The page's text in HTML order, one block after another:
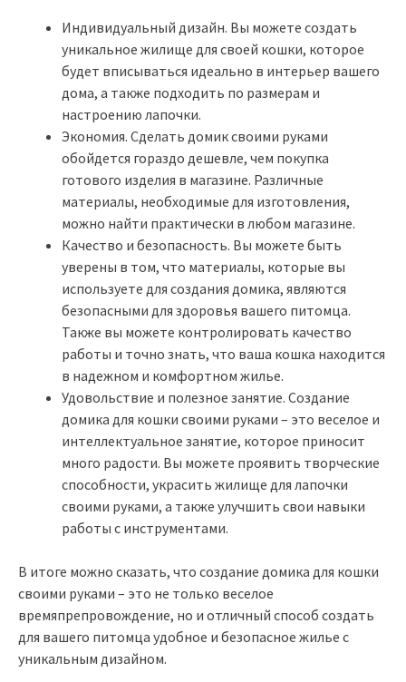
Индивидуальный дизайн. Вы можете создать
уникальное жилище для своей кошки, которое
будет вписываться идеально в интерьер вашего
дома, а также подходить по размерам и
настроению лапочки.
Экономия. Сделать домик своими руками
обойдется гораздо дешевле, чем покупка
готового изделия в магазине. Различные
материалы, необходимые для изготовления,
можно найти практически в любом магазине.
Качество и безопасность. Вы можете быть
уверены в том, что материалы, которые вы
используете для создания домика, являются
безопасными для здоровья вашего питомца.
Также вы можете контролировать качество
работы и точно знать, что ваша кошка находится
в надежном и комфортном жилье.
Удовольствие и полезное занятие. Создание
домика для кошки своими руками – это веселое и
интеллектуальное занятие, которое приносит
много радости. Вы можете проявить творческие
способности, украсить жилище для лапочки
своими руками, а также улучшить свои навыки
работы с инструментами.
В итоге можно сказать, что создание домика для кошки
своими руками – это не только веселое
времяпрепровождение, но и отличный способ создать
для вашего питомца удобное и безопасное жилье с
уникальным дизайном.